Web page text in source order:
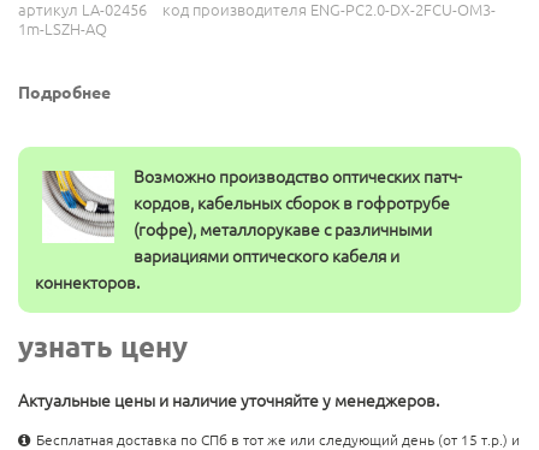
артикул LA-02456
код производителя ENG-PC2.0-DX-2FCU-OM3-
1m-LSZH-AQ
Подробнее
Возможно производство оптических патч-
кордов, кабельных сборок в гофротрубе
(гофре), металлорукаве с различными
вариациями оптического кабеля и
коннекторов.
узнать цену
Актуальные цены и наличие уточняйте у менеджеров.
Бесплатная доставка по СПб в тот же или следующий день (от 15 т.р.) и